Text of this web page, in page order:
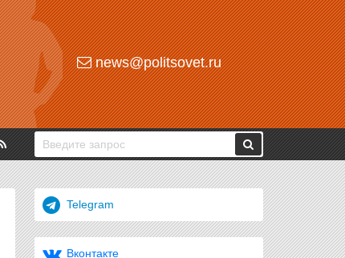
news@politsovet.ru
Telegram
Вконтакте